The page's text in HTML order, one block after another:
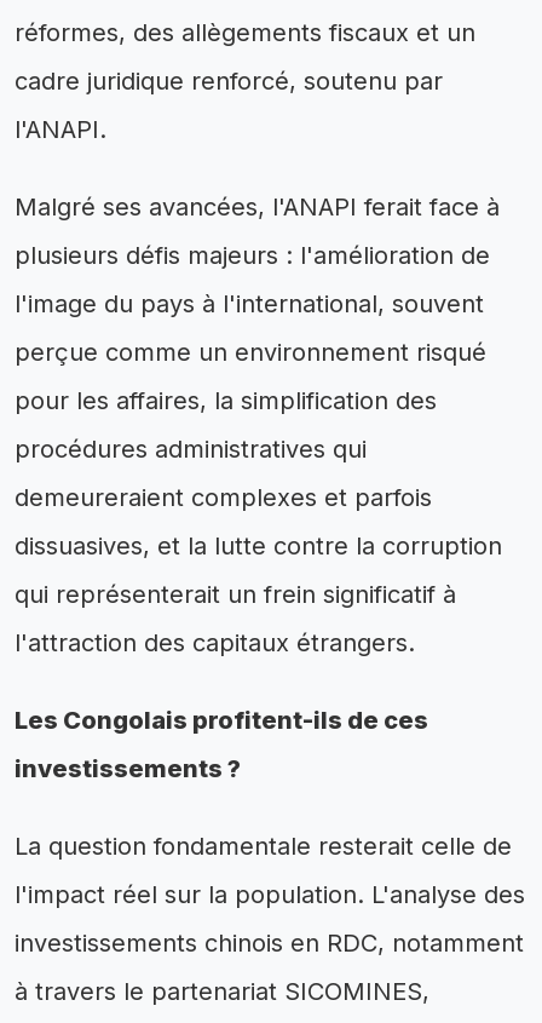
réformes, des allègements fiscaux et un
cadre juridique renforcé, soutenu par
l'ANAPI.
Malgré ses avancées, l'ANAPI ferait face à
plusieurs défis majeurs : l'amélioration de
l'image du pays à l'international, souvent
perçue comme un environnement risqué
pour les affaires, la simplification des
procédures administratives qui
demeureraient complexes et parfois
dissuasives, et la lutte contre la corruption
qui représenterait un frein significatif à
l'attraction des capitaux étrangers.
Les Congolais profitent-ils de ces
investissements ?
La question fondamentale resterait celle de
l'impact réel sur la population. L'analyse des
investissements chinois en RDC, notamment
à travers le partenariat SICOMINES,